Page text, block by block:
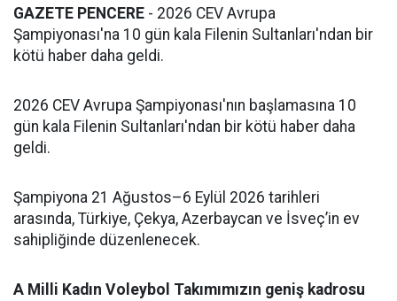
GAZETE PENCERE - 2026 CEV Avrupa
Şampiyonası'na 10 gün kala Filenin Sultanları'ndan bir
kötü haber daha geldi.
2026 CEV Avrupa Şampiyonası'nın başlamasına 10
gün kala Filenin Sultanları'ndan bir kötü haber daha
geldi.
Şampiyona 21 Ağustos–6 Eylül 2026 tarihleri
arasında, Türkiye, Çekya, Azerbaycan ve İsveç’in ev
sahipliğinde düzenlenecek.
A Milli Kadın Voleybol Takımımızın geniş kadrosu